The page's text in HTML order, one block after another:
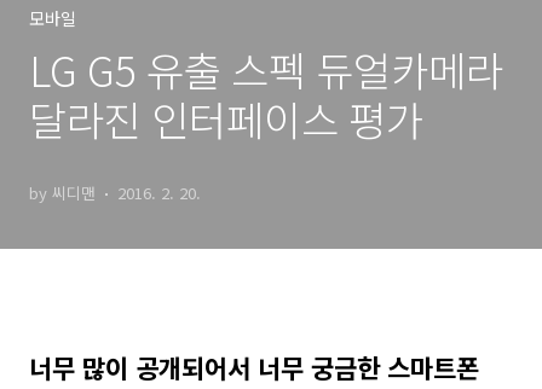
모바일
LG G5 유출 스펙 듀얼카메라
달라진 인터페이스 평가
by 씨디맨 2016. 2. 20.
너무 많이 공개되어서 너무 궁금한 스마트폰